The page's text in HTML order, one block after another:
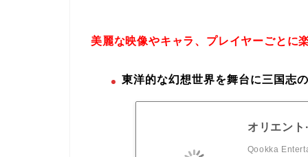
美麗な映像やキャラ、プレイヤーごとに
東洋的な幻想世界を舞台に三国志
オリエント
Qookka